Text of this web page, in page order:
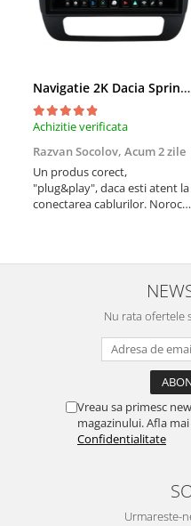
Rame adaptoare Ford
Rame adaptoare Opel
Rame adaptoare Skoda
Rame adaptoare Suzuki
Rame adaptoare Audi
Rame adaptoare BMW
Rame adaptoare Seat
Rame adaptoare Renault
Rame adaptoare Volvo
Rame Adaptoare Porsche
Navigatie 2K Dacia Spring (2021- Prezent), Android, S-Quadcore / 4GB RAM + 64GB ROM, 9.5 Inch - AD-BGS90042K+AD-BGRKIT366V4s
Achizitie verificata
Razvan Socolov, Acum 2 zile
Un produs corect,
"plug&play", daca esti atent la
conectarea cablurilor. Noroc
indrumat pas cu pas si mi-a
atras atentia ca nu era
conectat cablul de video de la
Nu rata ofertele
Vreau sa primesc
magazinului. Afla
Confidentialitate
Urmareste-